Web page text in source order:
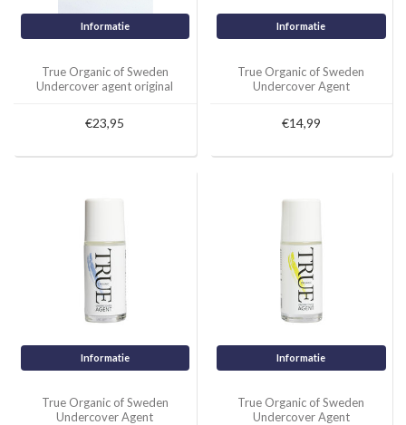
Informatie
True Organic of Sweden
Undercover agent original
€23,95
Informatie
True Organic of Sweden
Undercover Agent
€14,99
Informatie
True Organic of Sweden
Undercover Agent
Informatie
True Organic of Sweden
Undercover Agent